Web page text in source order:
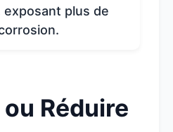
exposant plus de
Réduire